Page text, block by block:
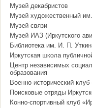
Музей декабристов
Музей художественный
Музей связи
Музей ИАЗ (Иркутского
Библиотека им. И. П.
Иркутская школа
Центр независимых
образования
Военно-исторический
Поисковые отряды
Конно-спортивный клуб